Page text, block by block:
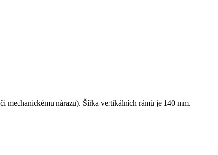
mechanickému nárazu). Šířka vertikálních rámů je 140 mm.